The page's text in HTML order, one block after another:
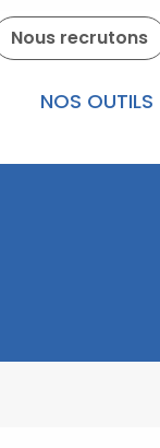
Nous recrutons
NOS OUTILS